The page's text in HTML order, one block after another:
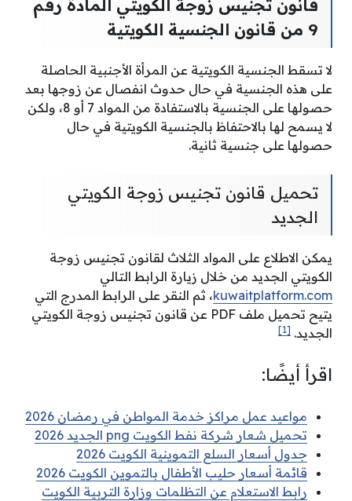
قانون تجنيس زوجة الكويتي المادة رقم
9 من قانون الجنسية الكويتية
لا تسقط الجنسية الكويتية عن المرأة الأجنبية الحاصلة
على هذه الجنسية في حال حدوث انفصال عن زوجها بعد
حصولها على الجنسية بالاستفادة من المواد 7 أو 8، ولكن
لا يسمح لها بالاحتفاظ بالجنسية الكويتية في حال
حصولها على جنسية ثانية.
تحميل قانون تجنيس زوجة الكويتي
الجديد
يمكن الاطلاع على المواد الثلاث لقانون تجنيس زوجة
الكويتي الجديد من خلال زيارة الرابط التالي
kuwaitplatform.com، ثم النقر على الرابط المدرج التي
يتيح تحميل ملف PDF عن قانون تجنيس زوجة الكويتي
الجديد. [1]
اقرأ أيضًا:
مواعيد عمل مراكز خدمة المواطن في رمضان 2026
تحميل شعار شركة نفط الكويت png الجديد 2026
جدول أسعار السلع التموينية الكويت 2026
قائمة أسعار حليب الأطفال بالتموين الكويت 2026
رابط الاستعلام عن التظلمات وزارة التربية الكويت